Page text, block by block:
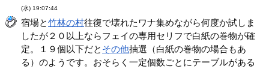
(水) 19:07:44
宿場と竹林の村往復で壊れたワナ集めながら何度か試しま
したが２０以上ならフェイの専用セリフで白紙の巻物が確
定。１９個以下だと その他抽選（白紙の巻物の場合もあ
る）のようです。おそらく一定個数ごとにテーブルがある